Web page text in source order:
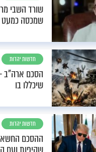
שורד השבי
שמכסה
חדשות יהדות
הסכם ארה"ב
שיכללו בו
חדשות יהדות
ההסכם